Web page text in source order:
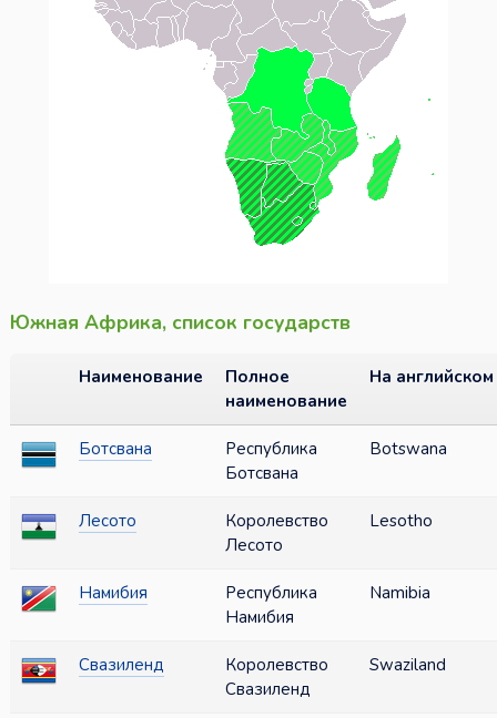
Южная Африка, список государств
Наименование
Полное
наименование
На английском
Ботсвана
Республика
Ботсвана
Botswana
Лесото
Королевство
Лесото
Lesotho
Намибия
Республика
Намибия
Namibia
Свазиленд
Королевство
Свазиленд
Swaziland